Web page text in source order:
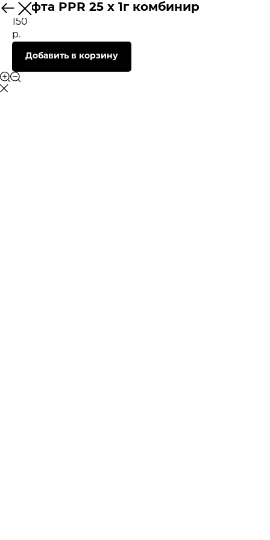
Муфта PPR 25 х 1г комбинир
150
р.
Добавить в корзину